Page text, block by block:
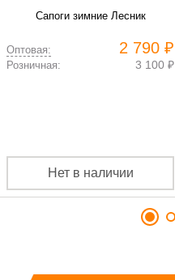
Сапоги зимние Лесник
Оптовая: 2 790 ₽
Розничная: 3 100 ₽
Нет в наличии